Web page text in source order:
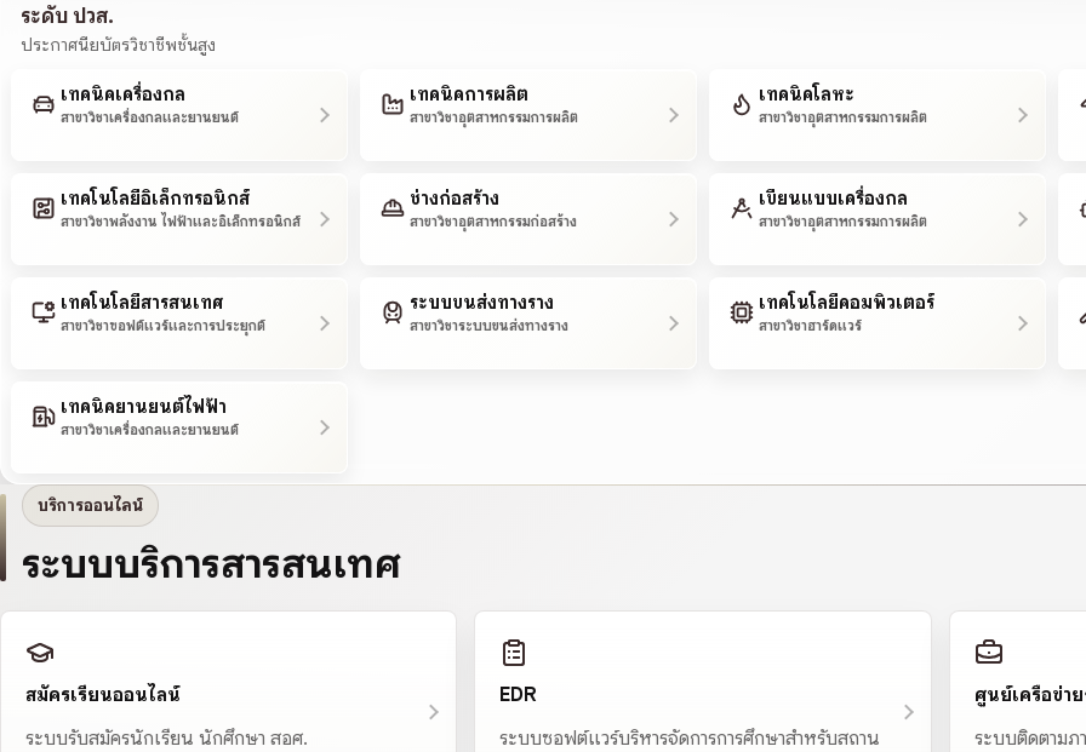
ระดับ ปวส.
ประกาศนียบัตรวิชาชีพชั้นสูง
เทคนิคเครื่องกล
สาขาวิชาเครื่องกลและยานยนต์
เทคนิคการผลิต
สาขาวิชาอุตสาหกรรมการผลิต
เทคนิคโลหะ
สาขาวิชาอุตสาหกรรมการผลิต
เทคโนโลยีอิเล็กทรอนิกส์
สาขาวิชาพลังงาน ไฟฟ้าและอิเล็กทรอนิกส์
ช่างก่อสร้าง
สาขาวิชาอุตสาหกรรมก่อสร้าง
เขียนแบบเครื่องกล
สาขาวิชาอุตสาหกรรมการผลิต
เทคโนโลยีสารสนเทศ
สาขาวิชาซอฟต์แวร์และการประยุกต์
ระบบขนส่งทางราง
สาขาวิชาระบบขนส่งทางราง
เทคโนโลยีคอมพิวเตอร์
สาขาวิชาฮาร์ดแวร์
เทคนิคยานยนต์ไฟฟ้า
สาขาวิชาเครื่องกลและยานยนต์
บริการออนไลน์
ระบบบริการสารสนเทศ
สมัครเรียนออนไลน์
ระบบรับสมัครนักเรียน นักศึกษา สอศ.
EDR
ระบบซอฟต์แวร์บริหารจัดการการศึกษาสำหรับสถาน
ศูนย์เครือข่า
ระบบติดตามภ